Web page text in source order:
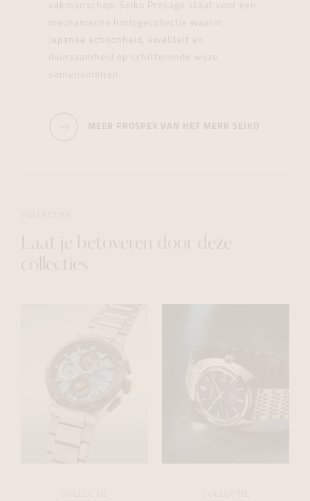
vakmanschap. Seiko Presage staat voor een
mechanische horlogecollectie waarin
Japanse schoonheid, kwaliteit en
duurzaamheid op schitterende wijze
samensmelten.
MEER PROSPEX VAN HET MERK SEIKO
Laat je betoveren door deze
collecties